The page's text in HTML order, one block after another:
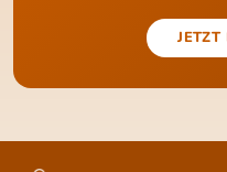
JETZT